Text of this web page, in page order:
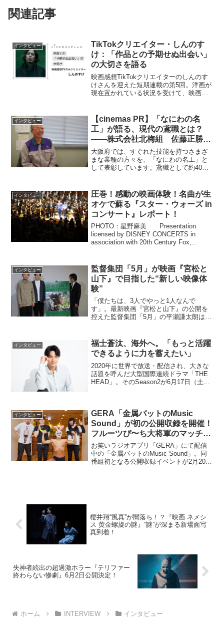
関連記事
インタビュー
TikTokクリエイター・しんのす
け：「作品との予期せぬ出会い」
の大切さを語る
映画感想TikTokクリエイターのしんのす
けさんを迎えた短期連載の第5回。洋画が
現在置かれている状況を受けて、映画業
ちら＞＞＞短期連載の記事をもっと読む
「おすすめ映画○...
インタビュー
【cinemas PR】「なにわの名
工」が語る、現代の鳶職とは？
――株式会社北梅組 佐藤正勝さ
んインタビュー
大阪府では、すぐれた技能を持つさまざ
まな業種の方々を、「なにわの名工」と
して表彰しています。鳶職として約40年
名工」の一人として表彰された株式会社
北梅組の佐藤正勝さん...
インタビュー
圧巻！感動の映画体験！名曲が生
オケで蘇る『スター・ウォーズ in
コンサート』レポート！
PHOTO：星野麻美 Presentation
licensed by DISNEY CONCERTS in
association with 20th Century Fox,
インタビュー
監督集団「5月」が映画『宮松と
山下』で目指した“新しい映像体
験”
「僕たちは、3人でやっと1人なんで
す」。最新映画『宮松と山下』の公開を
控えた監督集団「5月」の平瀬謙太朗は言
現・東京藝術大学名誉教授の佐藤雅彦、
NHKで数々のドラマ制...
インタビュー
福士蒼汰、海外へ。「もっと活躍
できるように力を蓄えたい」
2020年に世界で放送・配信され、大きな
話題を呼んだ大型国際連続ドラマ「THE
HEAD」。そのSeason2が6月17日（土）
対...
インタビュー
GERA「金属バットのMusic
Sound」が初の公開収録を開催！
フルーツぴ〜ち大将軍のマッチョ
大計画の結果は？
お笑いラジオアプリ「GERA」にて配信
中の「金属バットのMusic Sound」。同
番組初となる公開収録イベントが2月20日
櫻井翔“風真”が闇落ち！？『映画 ネメシ
ス 黄金螺旋の謎』“謎”が深まる新場面写
真到着！
失神者続出の超過激ホラー『テリファー
終わらない惨劇』6月2日公開決定！
ホーム INTERVIEW インタビュー